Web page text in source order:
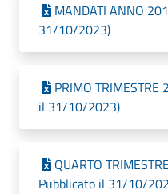
MANDATI ANNO
31/10/2023)
PRIMO
il 31/10/2023)
QUARTO
Pubblicato il 31/10/